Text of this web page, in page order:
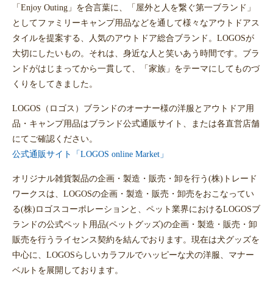
お買い物を続ける カートへ進む
「Enjoy Outing」を合言葉に、「屋外と人を繋ぐ第一ブランド」
としてファミリーキャンプ用品などを通して様々なアウトドアス
タイルを提案する、人気のアウトドア総合ブランド。LOGOSが
大切にしたいもの。それは、身近な人と笑いあう時間です。ブラ
ンドがはじまってから一貫して、「家族」をテーマにしてものづ
くりをしてきました。
LOGOS（ロゴス）ブランドのオーナー様の洋服とアウトドア用
品・キャンプ用品はブランド公式通販サイト、または各直営店舗
にてご確認ください。
公式通販サイト「LOGOS online Market」
オリジナル雑貨製品の企画・製造・販売・卸を行う(株)トレード
ワークスは、LOGOSの企画・製造・販売・卸売をおこなってい
る(株)ロゴスコーポレーションと、ペット業界におけるLOGOSブ
ランドの公式ペット用品(ペットグッズ)の企画・製造・販売・卸
販売を行うライセンス契約を結んでおります。現在は犬グッズを
中心に、LOGOSらしいカラフルでハッピーな犬の洋服、マナー
ベルトを展開しております。